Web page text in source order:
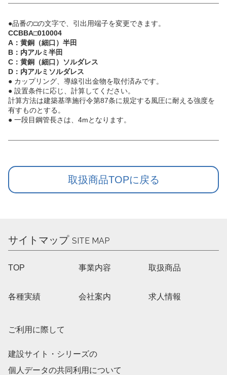
●品番の□の文字で、引出用端子を変更できます。
CCBBA□010004
A：黄銅（細口）半田
B：内アルミ半田
C：黄銅（細口）ソルダレス
D：内アルミソルダレス
● カップリング、導線引出金物を取付済みです。
● 設置条件に応じ、計算してください。
計算方法は建築基準施行令第87条に規定する風圧に耐える強度を
有すものとする。
● 一段目鋼管長さは、4mとなります。
取扱商品TOPに戻る
サイトマップ SITE MAP
TOP 事業内容 取扱商品
各種実績 会社案内 求人情報
ご利用に際して
建設サイト・シリーズの
個人データの共同利用について